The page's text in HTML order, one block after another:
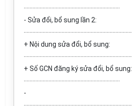
- Sửa đổi, bổ sung lần 2:
+ Nội dung sửa đổi, bổ sung:
+ Số GCN đăng ký sửa đổi, bổ sung:
-